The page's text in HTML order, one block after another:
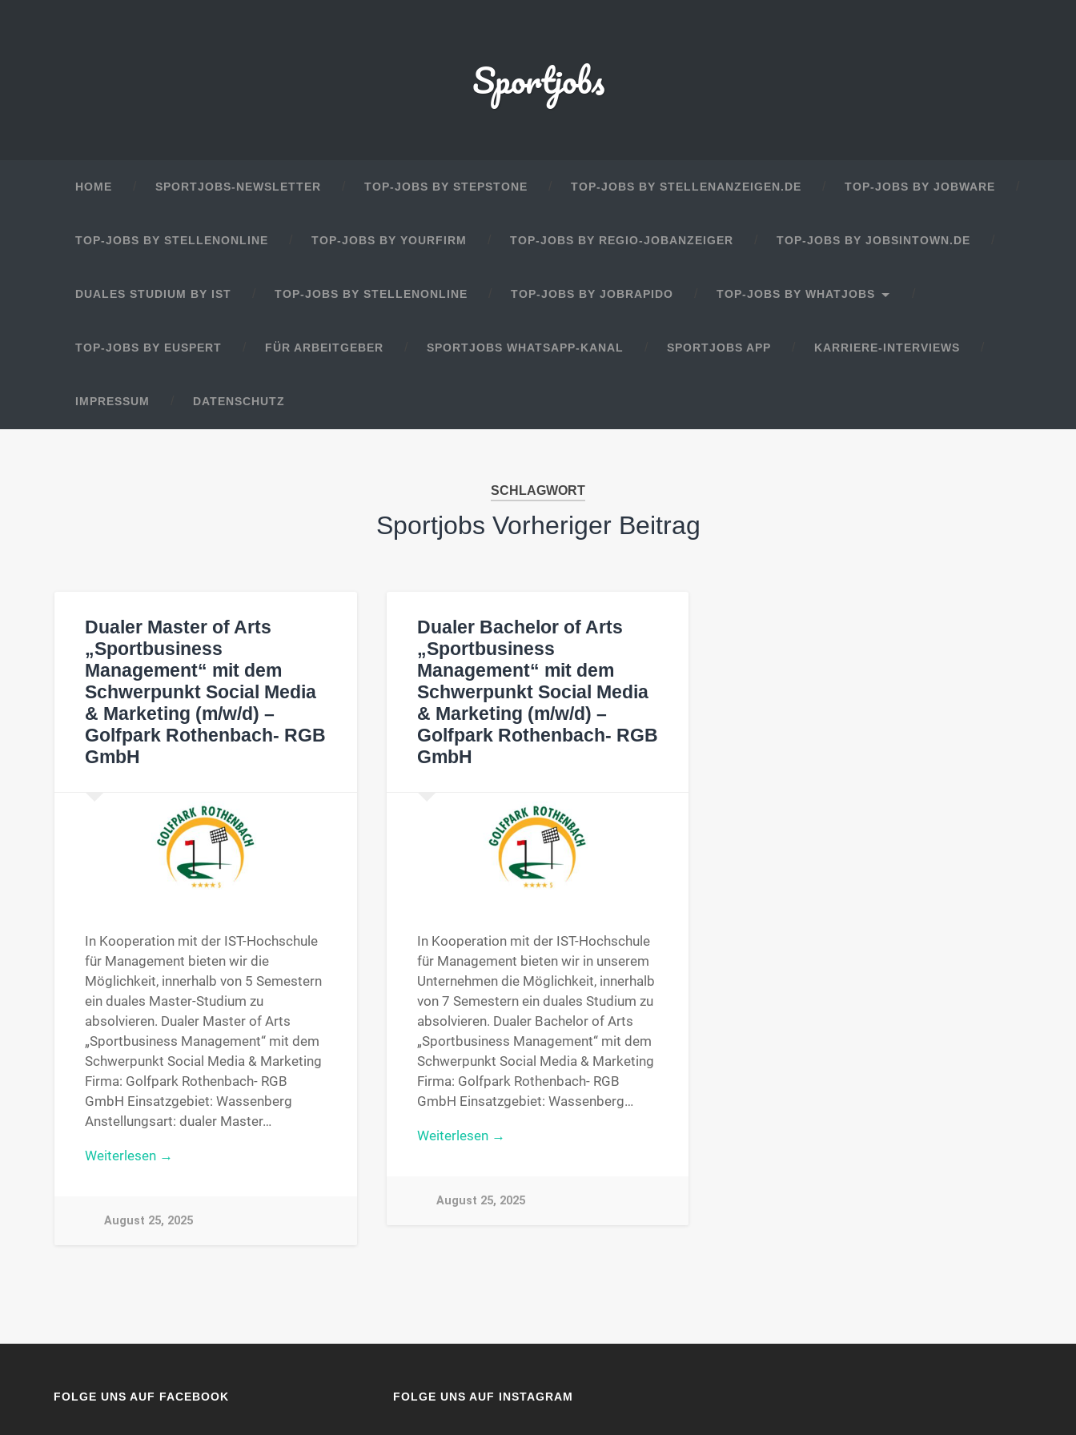
Sportjobs
HOME SPORTJOBS-NEWSLETTER TOP-JOBS BY STEPSTONE TOP-JOBS BY STELLENANZEIGEN.DE TOP-JOBS BY JOBWARE
TOP-JOBS BY STELLENONLINE TOP-JOBS BY YOURFIRM TOP-JOBS BY REGIO-JOBANZEIGER TOP-JOBS BY JOBSINTOWN.DE
DUALES STUDIUM BY IST TOP-JOBS BY STELLENONLINE TOP-JOBS BY JOBRAPIDO TOP-JOBS BY WHATJOBS
TOP-JOBS BY EUSPERT FÜR ARBEITGEBER SPORTJOBS WHATSAPP-KANAL SPORTJOBS APP KARRIERE-INTERVIEWS
IMPRESSUM DATENSCHUTZ
SCHLAGWORT
Sportjobs Vorheriger Beitrag
Dualer Master of Arts
„Sportbusiness
Management“ mit dem
Schwerpunkt Social Media
& Marketing (m/w/d) –
Golfpark Rothenbach- RGB
GmbH
In Kooperation mit der IST-Hochschule
für Management bieten wir die
Möglichkeit, innerhalb von 5 Semestern
ein duales Master-Studium zu
absolvieren. Dualer Master of Arts
„Sportbusiness Management“ mit dem
Schwerpunkt Social Media & Marketing
Firma: Golfpark Rothenbach- RGB
GmbH Einsatzgebiet: Wassenberg
Anstellungsart: dualer Master…
Weiterlesen →
August 25, 2025
Dualer Bachelor of Arts
„Sportbusiness
Management“ mit dem
Schwerpunkt Social Media
& Marketing (m/w/d) –
Golfpark Rothenbach- RGB
GmbH
In Kooperation mit der IST-Hochschule
für Management bieten wir in unserem
Unternehmen die Möglichkeit, innerhalb
von 7 Semestern ein duales Studium zu
absolvieren. Dualer Bachelor of Arts
„Sportbusiness Management“ mit dem
Schwerpunkt Social Media & Marketing
Firma: Golfpark Rothenbach- RGB
GmbH Einsatzgebiet: Wassenberg…
Weiterlesen →
August 25, 2025
FOLGE UNS AUF FACEBOOK FOLGE UNS AUF INSTAGRAM